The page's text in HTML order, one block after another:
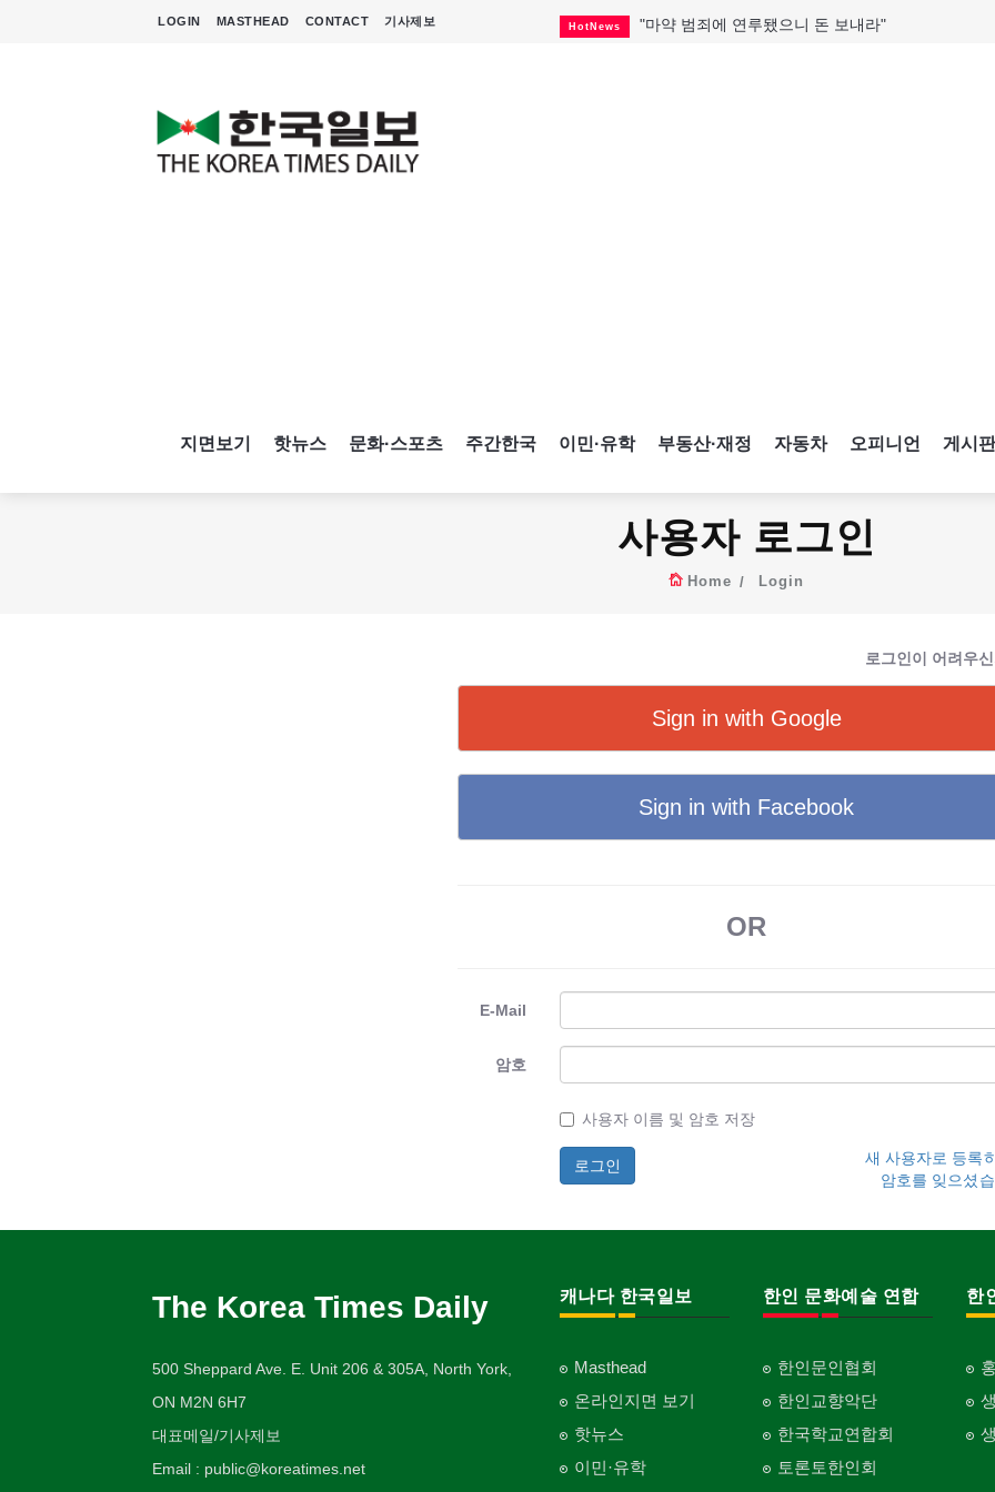
LOGIN MASTHEAD CONTACT 기사제보 HotNews "마약 범죄에 연루됐으니 돈 보내라"
지면보기 핫뉴스 문화·스포츠 주간한국 이민·유학 부동산·재정 자동차 오피니언 게시판
사용자 로그인
Home Login
로그인이 어려우
Sign in with Google
Sign in with Facebook
OR
E-Mail
암호
사용자 이름 및 암호 저장
새 사용자로 등록
암호를 잊으셨
The Korea Times Daily
500 Sheppard Ave. E. Unit 206 & 305A, North York,
ON M2N 6H7
대표메일/기사제보
Email : public@koreatimes.net
캐나다 한국일보
Masthead
온라인지면 보기
핫뉴스
이민·유학
한인 문화예술 연합
한인문인협회
한인교향악단
한국학교연합회
토론토한인회
한